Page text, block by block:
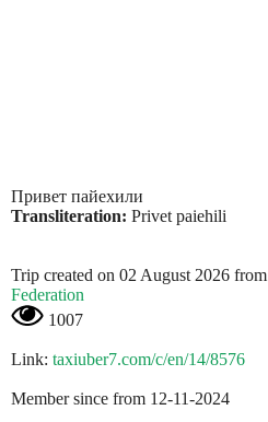
Привет пайехили
Transliteration: Privet paiehili
Trip created on 02 August 2026 from
Federation
1007
Link: taxiuber7.com/c/en/14/8576
Member since from 12-11-2024